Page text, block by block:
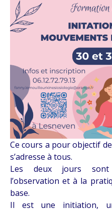
Ce cours a pour objectif
s’adresse à tous.
Les deux jours sont
l’observation et à la
base.
Il est une initiation,